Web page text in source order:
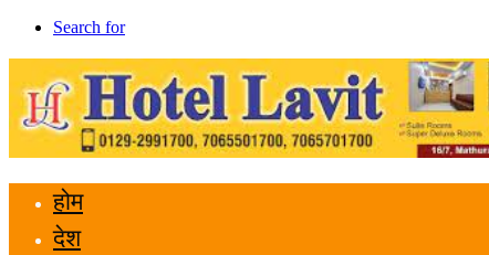
Search for
होम
देश